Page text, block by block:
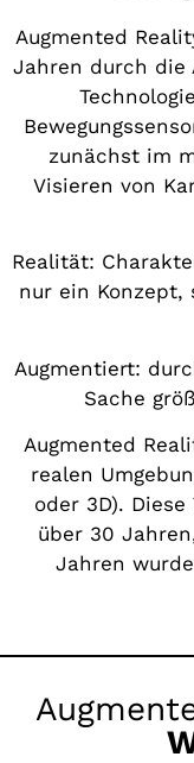
Augmented
Jahren durch die
zunächst im
Visieren von
Realität:
nur ein Konzept,
Augmentiert:
Sache
Augmented
realen
oder 3D).
über 30
Jahren